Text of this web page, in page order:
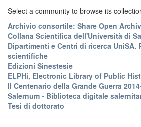
Select a community to browse its
Archivio consortile: Share Open
Collana Scientifica dell'Università di
Dipartimenti e Centri di ricerca UniSA.
scientifiche
Edizioni Sinestesie
ELPHi, Electronic Library of Public
Il Centenario della Grande Guerra
Salernum - Biblioteca digitale
Tesi di dottorato